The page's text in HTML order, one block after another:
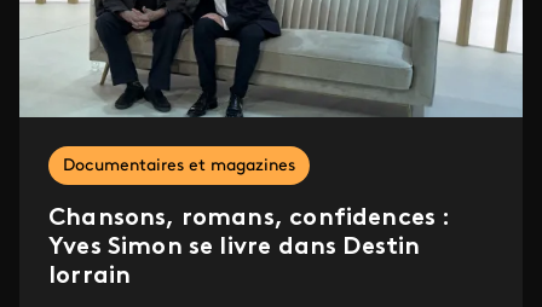
Documentaires et magazines
Chansons, romans, confidences :
Yves Simon se livre dans Destin
lorrain